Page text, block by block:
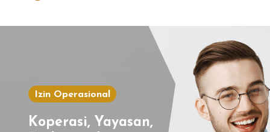
Izin Operasional
Koperasi, Yayasan,